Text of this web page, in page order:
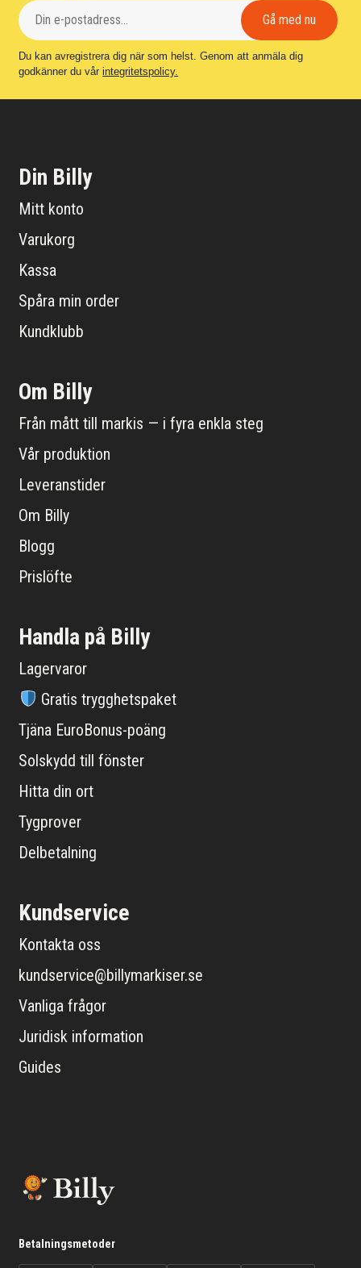
Du kan avregistrera dig när som helst. Genom att anmäla dig
godkänner du vårintegritetspolicy.
Din Billy
Mitt konto
Varukorg
Kassa
Spåra min order
Kundklubb
Om Billy
Från mått till markis — i fyra enkla steg
Vår produktion
Leveranstider
Om Billy
Blogg
Prislöfte
Handla på Billy
Lagervaror
Gratis trygghetspaket
Tjäna EuroBonus-poäng
Solskydd till fönster
Hitta din ort
Tygprover
Delbetalning
Kundservice
Kontakta oss
kundservice@billymarkiser.se
Vanliga frågor
Juridisk information
Guides
Betalningsmetoder